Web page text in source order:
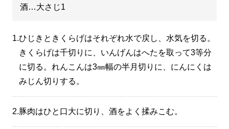
酒…大さじ1
1.ひじきときくらげはそれぞれ水で戻し、水気を切る。
きくらげは千切りに、いんげんはへたを取って3等分
に切る。れんこんは3㎜幅の半月切りに、にんにくは
みじん切りする。
2.豚肉はひと口大に切り、酒をよく揉みこむ。